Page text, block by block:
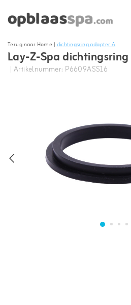
Terug naar Home |dichtingsring adapter A
Lay-Z-Spa
| Artikelnummer: P6609ASS16